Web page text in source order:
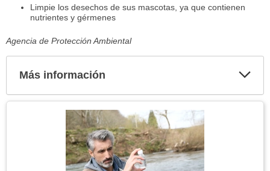
Limpie los desechos de sus mascotas, ya que contienen
nutrientes y gérmenes
Agencia de Protección Ambiental
Más información